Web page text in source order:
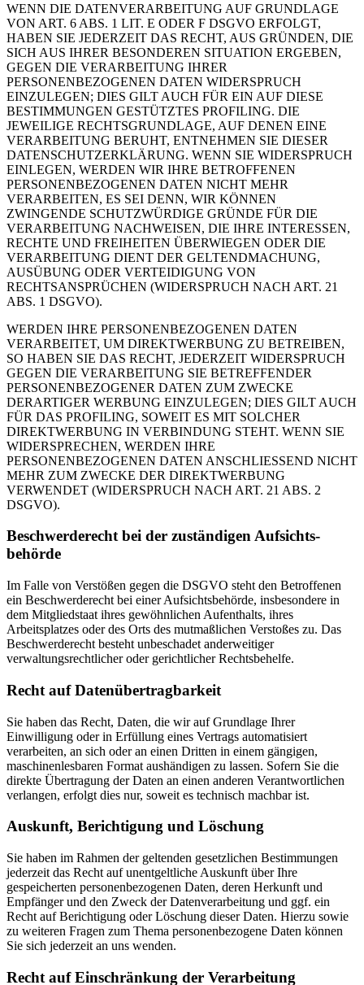
WENN DIE DATENVERARBEITUNG AUF GRUNDLAGE
VON ART. 6 ABS. 1 LIT. E ODER F DSGVO ERFOLGT,
HABEN SIE JEDERZEIT DAS RECHT, AUS GRÜNDEN, DIE
SICH AUS IHRER BESONDEREN SITUATION ERGEBEN,
GEGEN DIE VERARBEITUNG IHRER
PERSONENBEZOGENEN DATEN WIDERSPRUCH
EINZULEGEN; DIES GILT AUCH FÜR EIN AUF DIESE
BESTIMMUNGEN GESTÜTZTES PROFILING. DIE
JEWEILIGE RECHTSGRUNDLAGE, AUF DENEN EINE
VERARBEITUNG BERUHT, ENTNEHMEN SIE DIESER
DATENSCHUTZERKLÄRUNG. WENN SIE WIDERSPRUCH
EINLEGEN, WERDEN WIR IHRE BETROFFENEN
PERSONENBEZOGENEN DATEN NICHT MEHR
VERARBEITEN, ES SEI DENN, WIR KÖNNEN
ZWINGENDE SCHUTZWÜRDIGE GRÜNDE FÜR DIE
VERARBEITUNG NACHWEISEN, DIE IHRE INTERESSEN,
RECHTE UND FREIHEITEN ÜBERWIEGEN ODER DIE
VERARBEITUNG DIENT DER GELTENDMACHUNG,
AUSÜBUNG ODER VERTEIDIGUNG VON
RECHTSANSPRÜCHEN (WIDERSPRUCH NACH ART. 21
ABS. 1 DSGVO).
WERDEN IHRE PERSONENBEZOGENEN DATEN
VERARBEITET, UM DIREKTWERBUNG ZU BETREIBEN,
SO HABEN SIE DAS RECHT, JEDERZEIT WIDERSPRUCH
GEGEN DIE VERARBEITUNG SIE BETREFFENDER
PERSONENBEZOGENER DATEN ZUM ZWECKE
DERARTIGER WERBUNG EINZULEGEN; DIES GILT AUCH
FÜR DAS PROFILING, SOWEIT ES MIT SOLCHER
DIREKTWERBUNG IN VERBINDUNG STEHT. WENN SIE
WIDERSPRECHEN, WERDEN IHRE
PERSONENBEZOGENEN DATEN ANSCHLIESSEND NICHT
MEHR ZUM ZWECKE DER DIREKTWERBUNG
VERWENDET (WIDERSPRUCH NACH ART. 21 ABS. 2
DSGVO).
Beschwerde­recht bei der zuständigen Aufsichts­
behörde
Im Falle von Verstößen gegen die DSGVO steht den Betroffenen
ein Beschwerderecht bei einer Aufsichtsbehörde, insbesondere in
dem Mitgliedstaat ihres gewöhnlichen Aufenthalts, ihres
Arbeitsplatzes oder des Orts des mutmaßlichen Verstoßes zu. Das
Beschwerderecht besteht unbeschadet anderweitiger
verwaltungsrechtlicher oder gerichtlicher Rechtsbehelfe.
Recht auf Daten­übertrag­barkeit
Sie haben das Recht, Daten, die wir auf Grundlage Ihrer
Einwilligung oder in Erfüllung eines Vertrags automatisiert
verarbeiten, an sich oder an einen Dritten in einem gängigen,
maschinenlesbaren Format aushändigen zu lassen. Sofern Sie die
direkte Übertragung der Daten an einen anderen Verantwortlichen
verlangen, erfolgt dies nur, soweit es technisch machbar ist.
Auskunft, Berichtigung und Löschung
Sie haben im Rahmen der geltenden gesetzlichen Bestimmungen
jederzeit das Recht auf unentgeltliche Auskunft über Ihre
gespeicherten personenbezogenen Daten, deren Herkunft und
Empfänger und den Zweck der Datenverarbeitung und ggf. ein
Recht auf Berichtigung oder Löschung dieser Daten. Hierzu sowie
zu weiteren Fragen zum Thema personenbezogene Daten können
Sie sich jederzeit an uns wenden.
Recht auf Einschränkung der Verarbeitung